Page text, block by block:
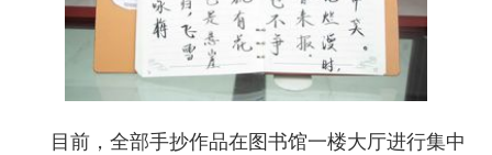
目前，全部手抄作品在图书馆一楼大厅进行集中